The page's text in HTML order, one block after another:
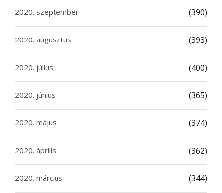
2020. szeptember (390)
2020. augusztus (393)
2020. július (400)
2020. június (365)
2020. május (374)
2020. április (362)
2020. március (344)